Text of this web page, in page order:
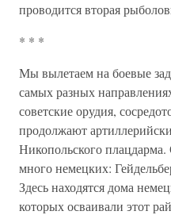
проводится вторая
* * *
Мы вылетаем на боевые
самых разных
советские орудия,
продолжают
Никопольского
много немецких:
Здесь находятся дома
которых осваивали этот